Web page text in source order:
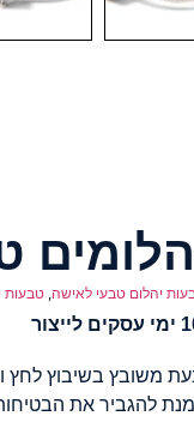
יהלום טבעי לאישה, טבעות
משובץ בשיבוץ לחץ
להגביר את